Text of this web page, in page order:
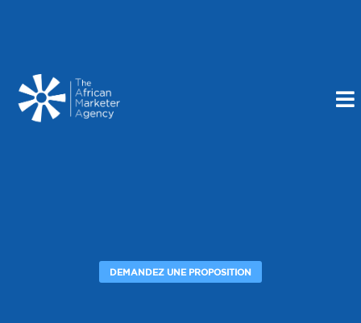
DEMANDEZ UNE PROPOSITION